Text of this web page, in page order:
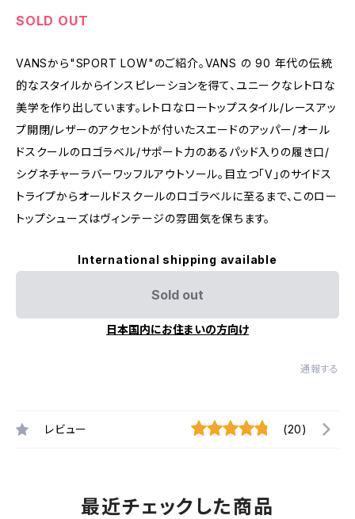
SOLD OUT
VANSから"SPORT LOW"のご紹介。VANS の 90 年代の伝統
的なスタイルからインスピレーションを得て、ユニークなレトロな
美学を作り出しています。レトロなロートップスタイル/レースアッ
プ開閉/レザーのアクセントが付いたスエードのアッパー/オール
ドスクールのロゴラベル/サポート力のあるパッド入りの履き口/
シグネチャーラバーワッフルアウトソール。目立つ「V」のサイドス
トライプからオールドスクールのロゴラベルに至るまで、このロー
トップシューズはヴィンテージの雰囲気を保ちます。
International shipping available
Sold out
日本国内にお住まいの方向け
通報する
レビュー (20)
最近チェックした商品